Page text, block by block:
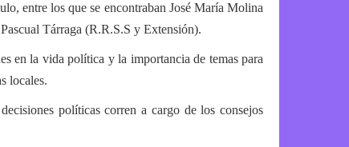
entre los que se encontraban José María Molina
Tárraga (R.R.S.S y Extensión).
en la vida política y la importancia de temas para
locales.
políticas corren a cargo de los consejos